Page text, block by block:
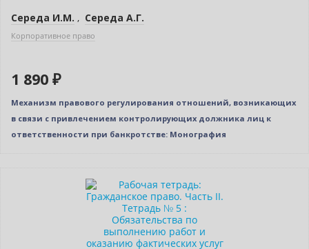
Середа И.М. , Середа А.Г.
Корпоративное право
1 890 ₽
Механизм правового регулирования отношений, возникаю­щих
в связи с привлечением контролирующих должника лиц к
ответственности при банкротстве: Монография